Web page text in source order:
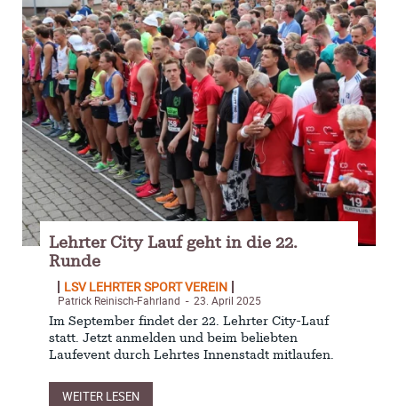
Lehrter City Lauf geht in die 22.
Runde
LSV LEHRTER SPORT VEREIN
Patrick Reinisch-Fahrland - 23. April 2025
Im September findet der 22. Lehrter City-Lauf
statt. Jetzt anmelden und beim beliebten
Laufevent durch Lehrtes Innenstadt mitlaufen.
WEITER LESEN